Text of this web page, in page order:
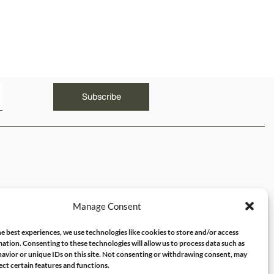
Manage Consent
best experiences, we use technologies like cookies to store and/or access
Consenting to these technologies will allow us to process data such as
or unique IDs on this site. Not consenting or withdrawing consent, may
certain features and functions.
μου